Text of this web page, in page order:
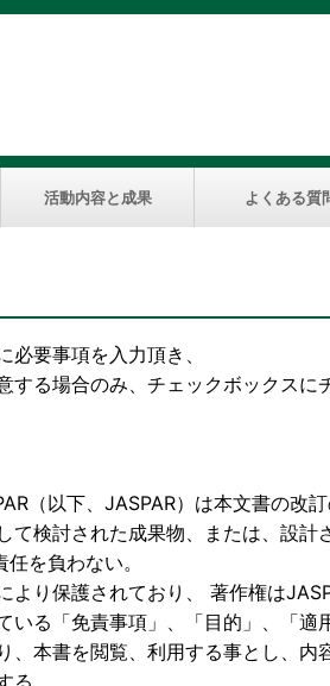
活動内容と成果 よくある質
要事項を入力頂き、
る場合のみ、チェックボックスに
、JASPAR）は本文書の改訂の
物、または、設計されたシ
ない。
保護されており、 著作権は
いる「免責事項」、「目的」、「適
利用する事とし、内容に同